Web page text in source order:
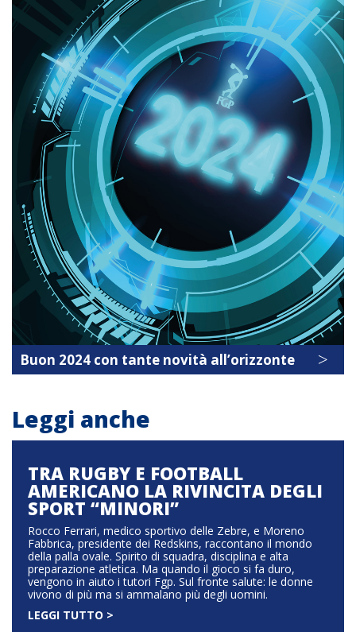
Buon 2024 con tante novità all’orizzonte >
Leggi anche
TRA RUGBY E FOOTBALL
AMERICANO LA RIVINCITA DEGLI
SPORT “MINORI”
Rocco Ferrari, medico sportivo delle Zebre, e Moreno
Fabbrica, presidente dei Redskins, raccontano il mondo
della palla ovale. Spirito di squadra, disciplina e alta
preparazione atletica. Ma quando il gioco si fa duro,
vengono in aiuto i tutori Fgp. Sul fronte salute: le donne
vivono di più ma si ammalano più degli uomini.
LEGGI TUTTO >